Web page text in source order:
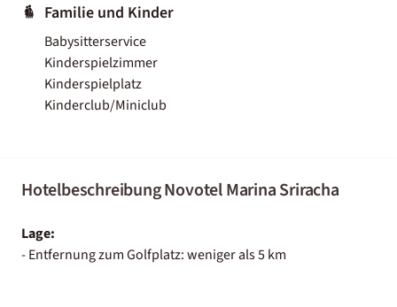
Familie und Kinder
Babysitterservice
Kinderspielzimmer
Kinderspielplatz
Kinderclub/Miniclub
Hotelbeschreibung Novotel Marina Sriracha
Lage:
- Entfernung zum Golfplatz: weniger als 5 km